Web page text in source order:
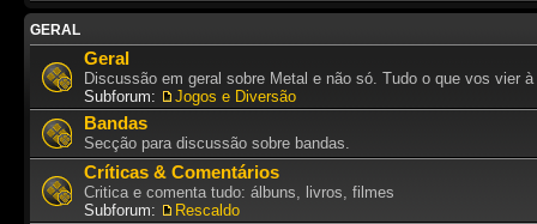
GERAL
Geral
Discussão em geral sobre Metal e não só. Tudo o que vos vier
Subforum:
Jogos e Diversão
Bandas
Secção para discussão sobre bandas.
Críticas & Comentários
Critica e comenta tudo: álbuns, livros, filmes
Subforum:
Rescaldo